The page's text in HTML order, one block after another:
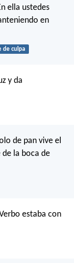
ella ustedes
en
de culpa
y da
de pan vive el
la boca de
estaba con